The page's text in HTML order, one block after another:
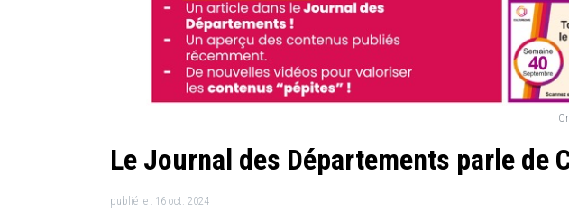
Le Journal des Départements parle de
publié le : 16 oct. 2024